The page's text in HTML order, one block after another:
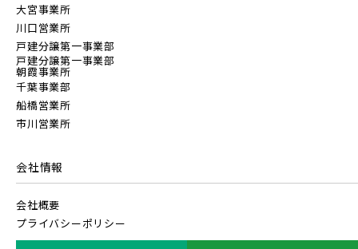
大宮事業所
川口営業所
戸建分譲第一事業部
戸建分譲第一事業部
朝霞事業所
千葉事業部
船橋営業所
市川営業所
会社情報
会社概要
プライバシーポリシー